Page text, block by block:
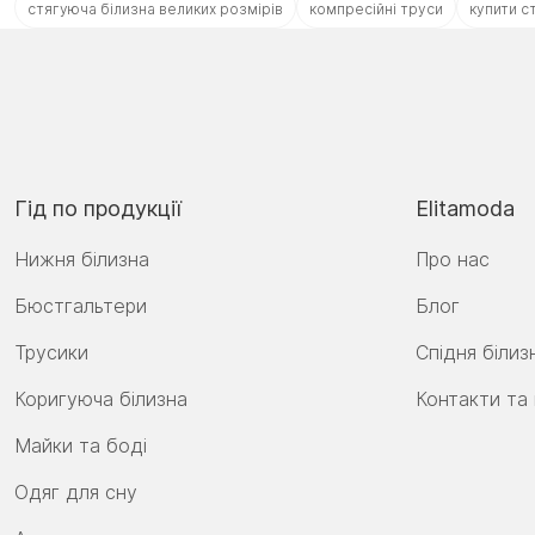
стягуюча білизна великих розмірів компресійні труси купити
Гід по продукції
Нижня білизна
Бюстгальтери
Трусики
Коригуюча білизна
Майки та боді
Одяг для сну
Elitamoda
Про нас
Блог
Спідня
Контакти та